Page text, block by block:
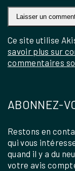
Ce site utilise
savoir plus sur
commentaires
ABONNEZ-
Restons en
qui vous
quand il y a du
votre avis